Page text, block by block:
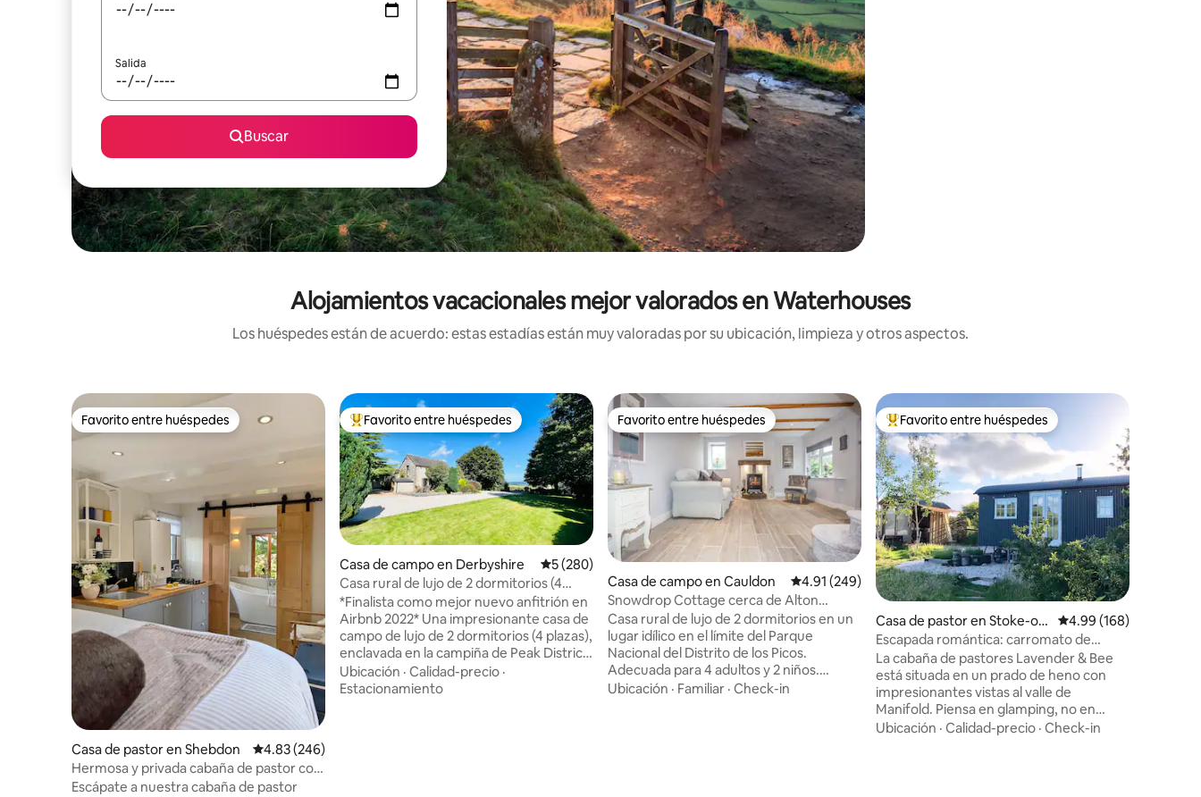
Salida
Buscar
Alojamientos vacacionales mejor valorados en Waterhouses
Los huéspedes están de acuerdo: estas estadías están muy valoradas por su ubicación, limpieza y otros aspectos.
Favorito entre huéspedes
Favorito entre huéspedes
Casa de pastor en Shebdon Calificación promedio: 4.83 de 5, 246 reseñas
4.83 (246)
Hermosa y privada cabaña de pastor con
vistas al lago
Escápate a nuestra cabaña de pastor
Favorito entre huéspedes preferido
Favorito entre huéspedes
Casa de campo en Derbyshire Calificación promedio: 5 de 5, 280 reseñas
5 (280)
Casa rural de lujo de 2 dormitorios (4
plazas) con vistas impresionantes
*Finalista como mejor nuevo anfitrión en
Airbnb 2022* Una impresionante casa de
campo de lujo de 2 dormitorios (4 plazas),
enclavada en la campiña de Peak District,
con magníficas vistas a Chatsworth
House. Comedor al aire libre, animales de
Ubicación · Calidad-precio ·
Estacionamiento
Favorito entre huéspedes
Favorito entre huéspedes
Casa de campo en Cauldon Calificación promedio: 4.91 de 5, 249 reseñas
4.91 (249)
Snowdrop Cottage cerca de Alton
Towers/Peaks, 4+2 plazas
Casa rural de lujo de 2 dormitorios en un
lugar idílico en el límite del Parque
Nacional del Distrito de los Picos.
Adecuada para 4 adultos y 2 niños.
Renovada con un alto nivel en todas
Ubicación · Familiar · Check-in
Favorito entre huéspedes preferido
Favorito entre huéspedes
Casa de pastor en Stoke-on
-Trent
Calificación promedio:
4.99 (168)
Escapada romántica: carromato de
lavanda y abejas
La cabaña de pastores Lavender & Bee
está situada en un prado de heno con
impresionantes vistas al valle de
Manifold. Piensa en glamping, no en
acampar. La bañera de hidromasaje
Ubicación · Calidad-precio · Check-in